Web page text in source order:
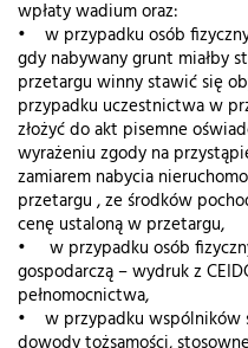
wpłaty wadium oraz:
• w przypadku osób
gdy nabywany grunt miałby
przetargu winny stawić się
przypadku uczestnictwa w
złożyć do akt pisemne
wyrażeniu zgody na
zamiarem nabycia
przetargu , ze środków
cenę ustaloną w przetargu,
• w przypadku osób
gospodarczą – wydruk z
pełnomocnictwa,
• w przypadku wspólników